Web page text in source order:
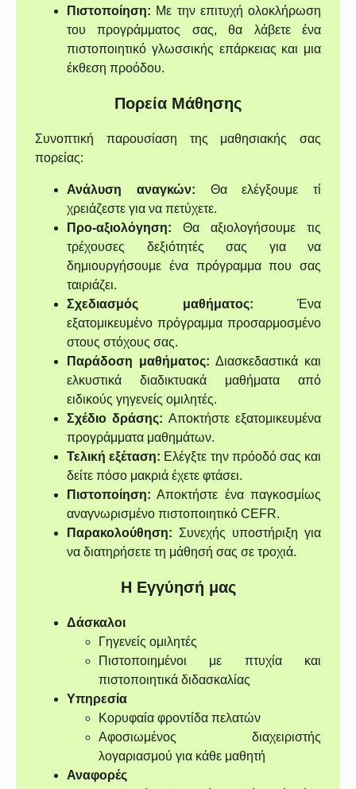
Πιστοποίηση: Με την επιτυχή ολοκλήρωση
του προγράμματος σας, θα λάβετε ένα
πιστοποιητικό γλωσσικής επάρκειας και μια
έκθεση προόδου.
Πορεία Μάθησης
Συνοπτική παρουσίαση της μαθησιακής σας
πορείας:
Ανάλυση αναγκών: Θα ελέγξουμε τί
χρειάζεστε για να πετύχετε.
Προ-αξιολόγηση: Θα αξιολογήσουμε τις
τρέχουσες δεξιότητές σας για να
δημιουργήσουμε ένα πρόγραμμα που σας
ταιριάζει.
Σχεδιασμός μαθήματος: Ένα
εξατομικευμένο πρόγραμμα προσαρμοσμένο
στους στόχους σας.
Παράδοση μαθήματος: Διασκεδαστικά και
ελκυστικά διαδικτυακά μαθήματα από
ειδικούς γηγενείς ομιλητές.
Σχέδιο δράσης: Αποκτήστε εξατομικευμένα
προγράμματα μαθημάτων.
Τελική εξέταση: Ελέγξτε την πρόοδό σας και
δείτε πόσο μακριά έχετε φτάσει.
Πιστοποίηση: Αποκτήστε ένα παγκοσμίως
αναγνωρισμένο πιστοποιητικό CEFR.
Παρακολούθηση: Συνεχής υποστήριξη για
να διατηρήσετε τη μάθησή σας σε τροχιά.
Η Εγγύησή μας
Δάσκαλοι
Γηγενείς ομιλητές
Πιστοποιημένοι με πτυχία και
πιστοποιητικά διδασκαλίας
Υπηρεσία
Κορυφαία φροντίδα πελατών
Αφοσιωμένος διαχειριστής
λογαριασμού για κάθε μαθητή
Αναφορές